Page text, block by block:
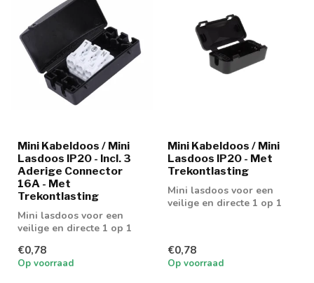
Mini Kabeldoos / Mini
Lasdoos IP20 - Incl. 3
Aderige Connector
16A - Met
Trekontlasting
Mini lasdoos voor een
veilige en directe 1 op 1
€0,78
Op voorraad
Mini Kabeldoos / Mini
Lasdoos IP20 - Met
Trekontlasting
Mini lasdoos voor een
veilige en directe 1 op 1
€0,78
Op voorraad